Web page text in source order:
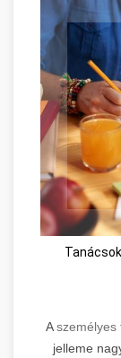
Aszemélyes
jelleme